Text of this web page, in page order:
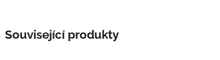
Související produkty